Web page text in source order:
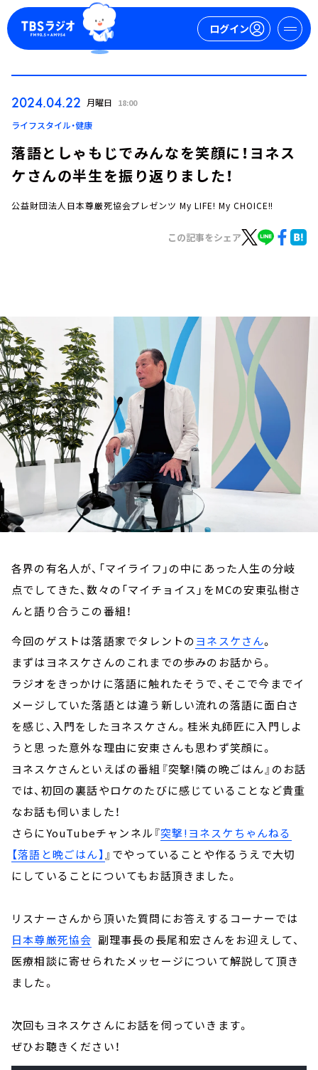
ログイン
ログイン
お知らせ
イベント・グッズ
YouTube
会社情報
2024.04.22 月曜日 18:00
ライフスタイル・健康
落語としゃもじでみんなを笑顔に！ヨネス
ケさんの半生を振り返りました！
公益財団法人日本尊厳死協会プレゼンツ My LIFE! My CHOICE!!
この記事をシェア
各界の有名人が、「マイライフ」の中にあった人生の分岐
点でしてきた、数々の「マイチョイス」をMCの安東弘樹さ
んと語り合うこの番組！
今回のゲストは落語家でタレントのヨネスケさん。
まずはヨネスケさんのこれまでの歩みのお話から。
ラジオをきっかけに落語に触れたそうで、そこで今までイ
メージしていた落語とは違う新しい流れの落語に面白さ
を感じ、入門をしたヨネスケさん。桂米丸師匠に入門しよ
うと思った意外な理由に安東さんも思わず笑顔に。
ヨネスケさんといえばの番組『突撃!隣の晩ごはん』のお話
では、初回の裏話やロケのたびに感じていることなど貴重
なお話も伺いました！
さらにYouTubeチャンネル『突撃!ヨネスケちゃんねる
【落語と晩ごはん】』でやっていることや作るうえで大切
にしていることについてもお話頂きました。
リスナーさんから頂いた質問にお答えするコーナーでは
日本尊厳死協会 副理事長の長尾和宏さんをお迎えして、
医療相談に寄せられたメッセージについて解説して頂き
ました。
次回もヨネスケさんにお話を伺っていきます。
ぜひお聴きください！